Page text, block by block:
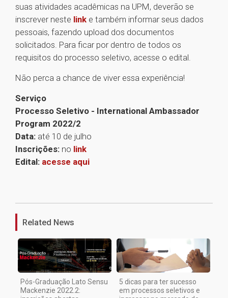
suas atividades acadêmicas na UPM, deverão se
inscrever neste link e também informar seus dados
pessoais, fazendo upload dos documentos
solicitados. Para ficar por dentro de todos os
requisitos do processo seletivo, acesse o edital.
Não perca a chance de viver essa experiência!
Serviço
Processo Seletivo - International Ambassador
Program 2022/2
Data: até 10 de julho
Inscrições: no link
Edital: acesse aqui
Related News
Pós-Graduação Lato Sensu
Mackenzie 2022.2:
5 dicas para ter sucesso
em processos seletivos e